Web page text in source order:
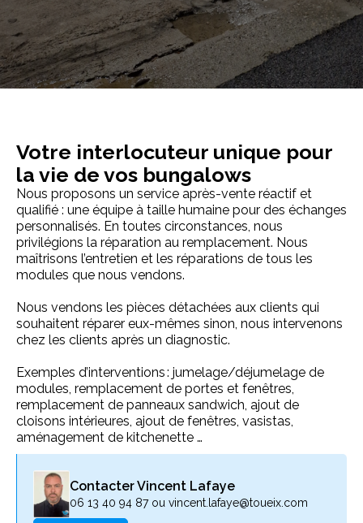
06 13 40 94 87 ou vincent.lafaye@toueix.com
Appeler
Votre interlocuteur unique pour
la vie de vos bungalows
Nous proposons un service après-vente réactif et
qualifié : une équipe à taille humaine pour des échanges
personnalisés. En toutes circonstances, nous
privilégions la réparation au remplacement. Nous
maîtrisons l’entretien et les réparations de tous les
modules que nous vendons.
Nous vendons les pièces détachées aux clients qui
souhaitent réparer eux-mêmes sinon, nous intervenons
chez les clients après un diagnostic.
Exemples d’interventions : jumelage/déjumelage de
modules, remplacement de portes et fenêtres,
remplacement de panneaux sandwich, ajout de
cloisons intérieures, ajout de fenêtres, vasistas,
aménagement de kitchenette …
Contacter Vincent Lafaye
06 13 40 94 87 ou vincent.lafaye@toueix.com